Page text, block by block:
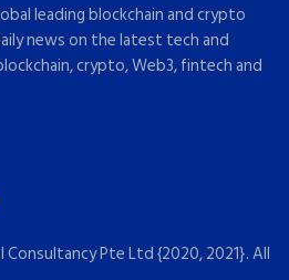
leading blockchain and crypto
news on the latest tech and
crypto, Web3, fintech and
Consultancy Pte Ltd{2020, 2021}. All